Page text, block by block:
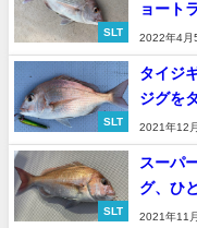
SLT
ョート
2022年4月
SLT
タイジ
ジグを
2021年12
SLT
スーパ
グ、ひ
2021年11